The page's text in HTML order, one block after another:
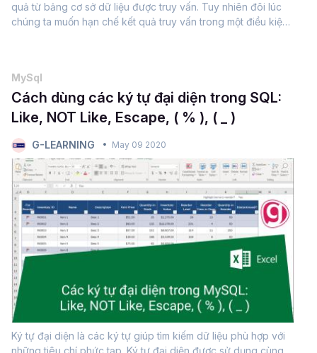
quả từ bảng cơ sở dữ liệu được truy vấn. Tuy nhiên đôi lúc
chúng ta muốn hạn chế kết quả truy vấn trong một điều kiện
MySql
Cách dùng các ký tự đại diện trong SQL:
Like, NOT Like, Escape, ( % ), ( _ )
G-LEARNING May 09 2020
Ký tự đại diện là các ký tự giúp tìm kiếm dữ liệu phù hợp với
những tiêu chí phức tạp. Ký tự đại diện được sử dụng cùng